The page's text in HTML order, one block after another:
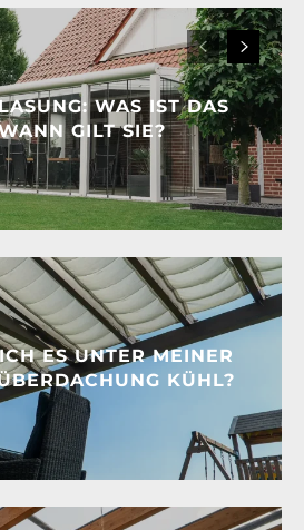
WAS IST DAS
GILT SIE?
ES UNTER MEINER
KÜHL?